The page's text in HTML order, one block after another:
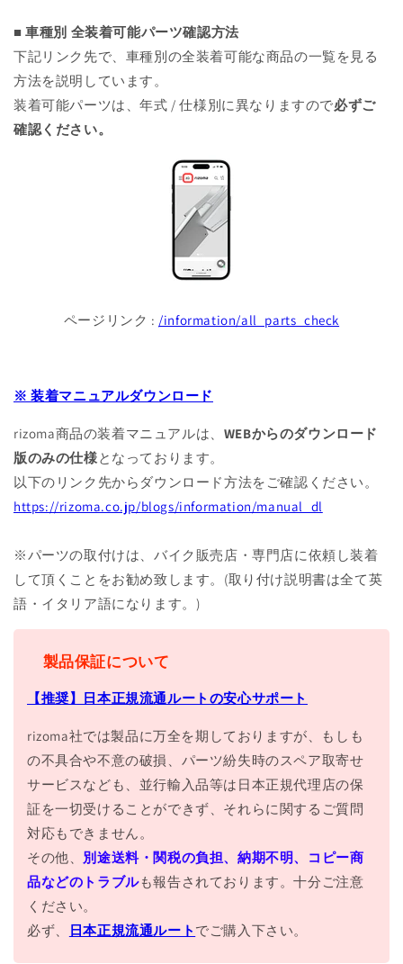
■ 車種別 全装着可能パーツ確認方法
下記リンク先で、車種別の全装着可能な商品の一覧を見る
方法を説明しています。
装着可能パーツは、年式 / 仕様別に異なりますので必ずご
確認ください。
ページリンク : /information/all_parts_check
※ 装着マニュアルダウンロード
rizoma商品の装着マニュアルは、 WEBからのダウンロード
版のみの仕様となっております。
以下のリンク先からダウンロード方法をご確認ください。
https://rizoma.co.jp/blogs/information/manual_dl
※パーツの取付けは、バイク販売店・専門店に依頼し装着
して頂くことをお勧め致します。(取り付け説明書は全て英
語・イタリア語になります。)
製品保証について
【推奨】日本正規流通ルートの安心サポート
rizoma社では製品に万全を期しておりますが、もしも
の不具合や不意の破損、パーツ紛失時のスペア取寄せ
サービスなども、並行輸入品等は日本正規代理店の保
証を一切受けることができず、それらに関するご質問
対応もできません。
その他、 別途送料・関税の負担、納期不明、コピー商
品などのトラブルも報告されております。十分ご注意
ください。
必ず、
日本正規流通ルート でご購入下さい。